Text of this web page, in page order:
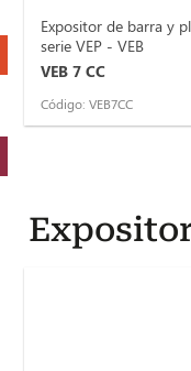
Expositor de barra y
serie VEP - VEB
VEB 7 CC
Código: VEB7CC